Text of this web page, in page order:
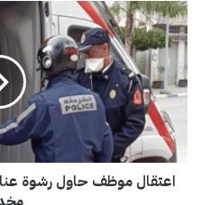
ا
ع
ت
ق
ا
اعتقال موظف حاول رشوة